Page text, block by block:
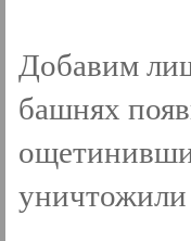
Добавим
башнях